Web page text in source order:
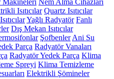
Makineleri Nem Alma Cihazları
Isıtıcılar Quartz Isıtıcılar
Yağlı Radyatör Fanlı
Dış Mekan Isıtıcılar
Şofbenler Ani Su
Parça Radyatör Vanaları
Radyatör Yedek Parça Klima
Spreyi Klima Temizleme
Elektrikli Şömineler